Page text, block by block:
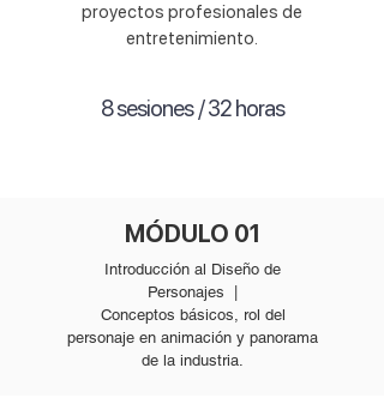
proyectos profesionales de
entretenimiento.
8 sesiones / 32 horas
MÓDULO 01
Introducción al Diseño de
Personajes |
Conceptos básicos, rol del
personaje en animación y panorama
de la industria.